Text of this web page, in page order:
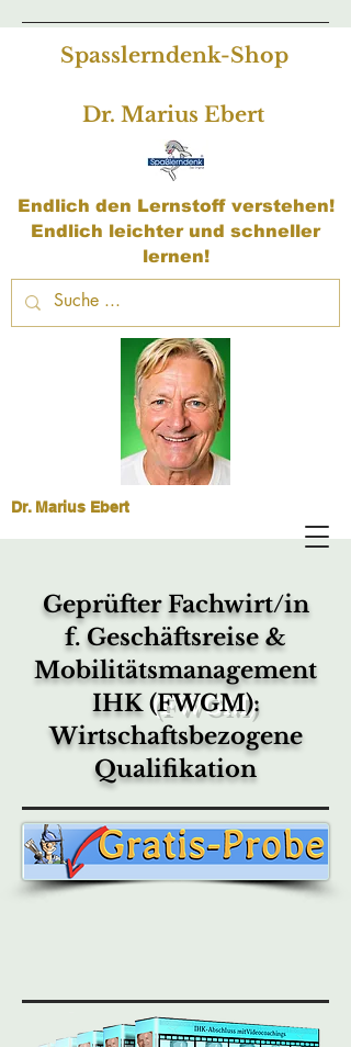
Spasslerndenk-Shop
Dr. Marius Ebert
Endlich den Lernstoff verstehen!
Endlich leichter und schneller
lernen!
Dr. Marius Ebert
Geprüfter Fachwirt/in
f. Geschäftsreise &
Mobilitätsmanagement
IHK(FWGM):
Wirtschaftsbezogene
Qualifikation